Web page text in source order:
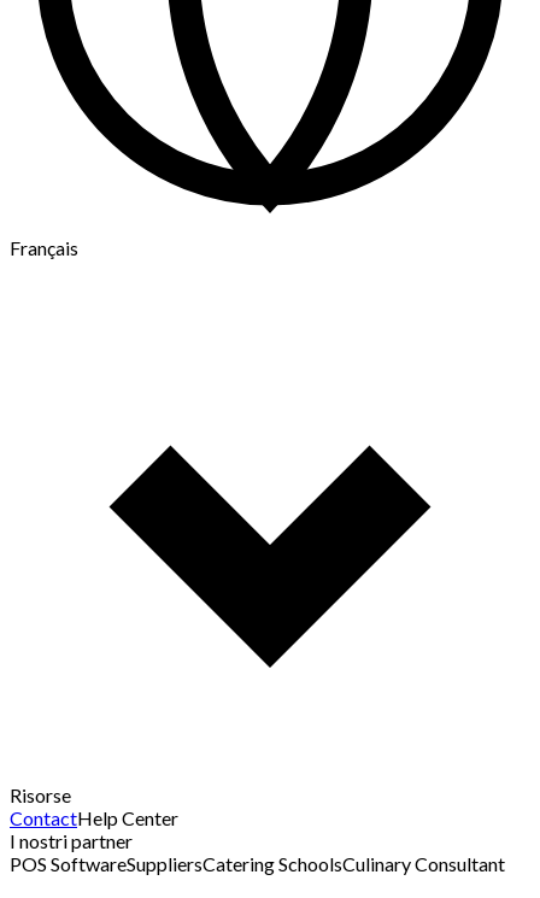
Français
Risorse
ContactHelp Center
I nostri partner
POS SoftwareSuppliersCatering SchoolsCulinary Consultant